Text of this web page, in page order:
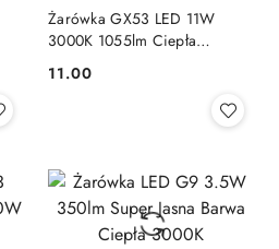
Żarówka GX53 LED 11W
3000K 1055lm Ciepła
120°
Cena:
11.00